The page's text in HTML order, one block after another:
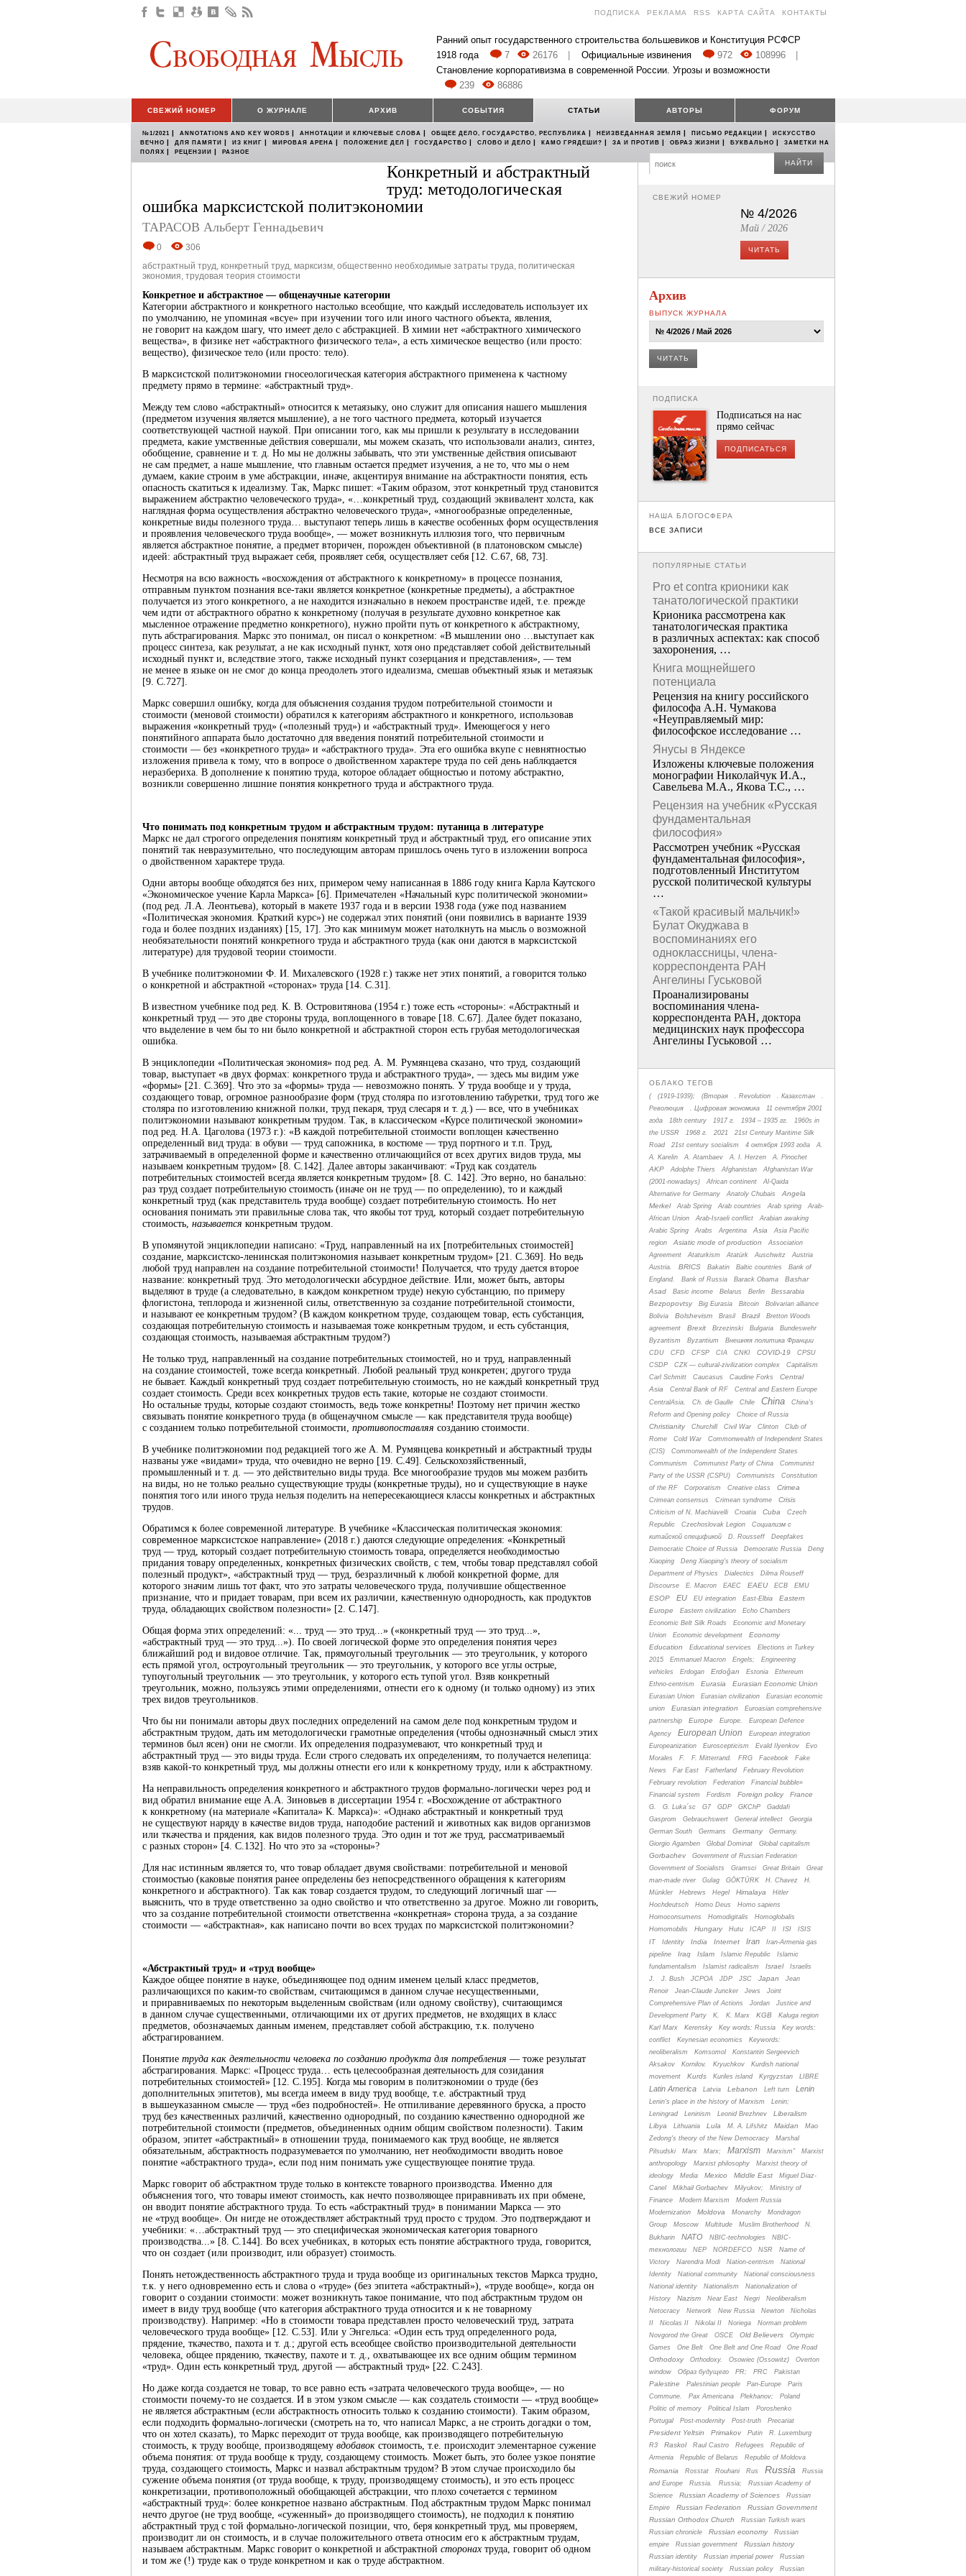
ПОДПИСКА РЕКЛАМА RSS КАРТА САЙТА КОНТАКТЫ
Ранний опыт государственного строительства большевиков и Конституция РСФСР
1918 года
7 26176 Официальные извинения 972 108996
Становление корпоративизма в современной России. Угрозы и возможности
239
86886
СВЕЖИЙ НОМЕР О ЖУРНАЛЕ АРХИВ СОБЫТИЯ СТАТЬИ АВТОРЫ ФОРУМ
№1/2021 | ANNOTATIONS AND KEY WORDS | АННОТАЦИИ И КЛЮЧЕВЫЕ СЛОВА | ОБЩЕЕ ДЕЛО, ГОСУДАРСТВО, РЕСПУБЛИКА | НЕИЗВЕДАННАЯ ЗЕМЛЯ | ПИСЬМО РЕДАКЦИИ |
ИСКУССТВО
ВЕЧНО | ДЛЯ ПАМЯТИ | ИЗ КНИГ | МИРОВАЯ АРЕНА | ПОЛОЖЕНИЕ ДЕЛ | ГОСУДАРСТВО | СЛОВО И ДЕЛО | КАМО ГРЯДЕШИ? | ЗА И ПРОТИВ | ОБРАЗ ЖИЗНИ | БУКВАЛЬНО |
ЗАМЕТКИ НА
ПОЛЯХ | РЕЦЕНЗИИ | РАЗНОЕ
Конкретный и абстрактный
труд: методологическая
ошибка марксистской политэкономии
ТАРАСОВ Альберт Геннадьевич
0
306
абстрактный труд, конкретный труд, марксизм, общественно необходимые затраты труда, политическая
экономия, трудовая теория стоимости
Конкретное и абстрактное — общенаучные категории
Категории абстрактного и конкретного настолько всеобщие, что каждый исследователь использует их
по умолчанию, не упоминая «всуе» при изучении того или иного частного объекта, явления,
не говорит на каждом шагу, что имеет дело с абстракцией. В химии нет «абстрактного химического
вещества», в физике нет «абстрактного физического тела», а есть химическое вещество (или просто:
вещество), физическое тело (или просто: тело).
В марксистской политэкономии гносеологическая категория абстрактного применена к частному
предмету прямо в термине: «абстрактный труд».
Между тем слово «абстрактный» относится к метаязыку, оно служит для описания нашего мышления
(предметом изучения является мышление), а не того частного предмета, который изучается
соответствующей частной наукой. При описании того, как мы пришли к результату в исследовании
предмета, какие умственные действия совершали, мы можем сказать, что использовали анализ, синтез,
обобщение, сравнение и т. д. Но мы не должны забывать, что эти умственные действия описывают
не сам предмет, а наше мышление, что главным остается предмет изучения, а не то, что мы о нем
думаем, какие строим в уме абстракции, иначе, акцентируя внимание на абстрактности понятия, есть
опасность скатиться к идеализму. Так, Маркс пишет: «Таким образом, этот конкретный труд становится
выражением абстрактно человеческого труда», «…конкретный труд, создающий эквивалент холста, как
наглядная форма осуществления абстрактно человеческого труда», «многообразные определенные,
конкретные виды полезного труда… выступают теперь лишь в качестве особенных форм осуществления
и проявления человеческого труда вообще», — может возникнуть иллюзия того, что первичным
является абстрактное понятие, а предмет вторичен, порожден объективной (в платоновском смысле)
идеей: абстрактный труд выражает себя, проявляет себя, осуществляет себя [12. С.67, 68, 73].
Несмотря на всю важность «восхождения от абстрактного к конкретному» в процессе познания,
отправным пунктом познания все-таки является конкретное (конкретные предметы), а абстрактное
получается из этого конкретного, а не находится изначально в некоем пространстве идей, т.е. прежде
чем идти от абстрактного обратно к конкретному (получая в результате духовно конкретное как
мысленное отражение предметно конкретного), нужно пройти путь от конкретного к абстрактному,
путь абстрагирования. Маркс это понимал, он писал о конкретном: «В мышлении оно …выступает как
процесс синтеза, как результат, а не как исходный пункт, хотя оно представляет собой действительный
исходный пункт и, вследствие этого, также исходный пункт созерцания и представления», — тем
не менее в языке он не смог до конца преодолеть этого идеализма, смешав объектный язык и метаязык
[9. С.727].
Маркс совершил ошибку, когда для объяснения создания трудом потребительной стоимости и
стоимости (меновой стоимости) обратился к категориям абстрактного и конкретного, использовав
выражения «конкретный труд» («полезный труд») и «абстрактный труд». Имеющегося у него
понятийного аппарата было достаточно для введения понятий потребительной стоимости и
стоимости — без «конкретного труда» и «абстрактного труда». Эта его ошибка вкупе с невнятностью
изложения привела к тому, что в вопросе о двойственном характере труда по сей день наблюдается
неразбериха. В дополнение к понятию труда, которое обладает общностью и потому абстрактно,
возникли совершенно лишние понятия конкретного труда и абстрактного труда.
Что понимать под конкретным трудом и абстрактным трудом: путаница в литературе
Маркс не дал строгого определения понятиям конкретный труд и абстрактный труд, его описание этих
понятий так невразумительно, что последующим авторам пришлось очень туго в изложении вопроса
о двойственном характере труда.
Одни авторы вообще обходятся без них, примером чему написанная в 1886 году книга Карла Каутского
«Экономическое учение Карла Маркса» [6]. Примечателен «Начальный курс политической экономии»
(под ред. Л.А. Леонтьева), который в макете 1937 года и в версии 1938 года (уже под названием
«Политическая экономия. Краткий курс») не содержал этих понятий (они появились в варианте 1939
года и более поздних изданиях) [15, 17]. Это как минимум может натолкнуть на мысль о возможной
необязательности понятий конкретного труда и абстрактного труда (как они даются в марксистской
литературе) для трудовой теории стоимости.
В учебнике политэкономии Ф. И. Михалевского (1928 г.) также нет этих понятий, а говорится только
о конкретной и абстрактной «сторонах» труда [14. С.31].
В известном учебнике под ред. К. В. Островитянова (1954 г.) тоже есть «стороны»: «Абстрактный и
конкретный труд — это две стороны труда, воплощенного в товаре [18. С.67]. Далее будет показано,
что выделение в чем бы то ни было конкретной и абстрактной сторон есть грубая методологическая
ошибка.
В энциклопедии «Политическая экономия» под ред. А. М. Румянцева сказано, что труд, создающий
товар, выступает «в двух формах: конкретного труда и абстрактного труда», — здесь мы видим уже
«формы» [21. С.369]. Что это за «формы» труда — невозможно понять. У труда вообще и у труда,
создающего товар, огромное разнообразие форм (труд столяра по изготовлению табуретки, труд того же
столяра по изготовлению книжной полки, труд пекаря, труд слесаря и т. д.) — все, что в учебниках
политэкономии называют конкретным трудом. Так, в классическом «Курсе политической экономии»
под ред. Н.А. Цаголова (1973 г.): «В каждой потребительной стоимости воплощен качественно
определенный вид труда: в обуви — труд сапожника, в костюме — труд портного и т.п. Труд,
затрачиваемый в определенной форме и качественно отличающийся от всех других видов труда, мы
называем конкретным трудом» [8. С.142]. Далее авторы заканчивают: «Труд как создатель
потребительных стоимостей всегда является конкретным трудом» [8. С. 142]. Это верно, но банально:
раз труд создает потребительную стоимость (иначе он не труд — по определению), то и каждый
конкретный труд (как представитель труда вообще) создает потребительную стоимость. Но нет
основания понимать эти правильные слова так, что якобы тот труд, который создает потребительную
стоимость, называется конкретным трудом.
В упомянутой энциклопедии написано: «Труд, направленный на их [потребительных стоимостей]
создание, марксистско-ленинская политэкономия называет конкретным трудом» [21. С.369]. Но ведь
любой труд направлен на создание потребительной стоимости! Получается, что труду дается второе
название: конкретный труд. Это методологически абсурдное действие. Или, может быть, авторы
выделяют в труде (а следовательно, в каждом конкретном труде) некую субстанцию, по примеру
флогистона, теплорода и жизненной силы, ответственную за создание потребительной стоимости,
и называют ее конкретным трудом? (В каждом конкретном труде, создающем товар, есть субстанция,
создающая потребительную стоимость и называемая тоже конкретным трудом, и есть субстанция,
создающая стоимость, называемая абстрактным трудом?)
Не только труд, направленный на создание потребительных стоимостей, но и труд, направленный
на создание стоимостей, тоже всегда конкретный. Любой реальный труд конкретен; другого труда
не бывает. Каждый конкретный труд создает потребительную стоимость, но не каждый конкретный труд
создает стоимость. Среди всех конкретных трудов есть такие, которые не создают стоимости.
Но остальные труды, которые создают стоимость, ведь тоже конкретны! Поэтому нет причин жестко
связывать понятие конкретного труда (в общенаучном смысле — как представителя труда вообще)
с созданием только потребительной стоимости, противопоставляя созданию стоимости.
В учебнике политэкономии под редакцией того же А. М. Румянцева конкретный и абстрактный труды
названы уже «видами» труда, что очевидно не верно [19. С.49]. Сельскохозяйственный,
промышленный и т. д. — это действительно виды труда. Все многообразие трудов мы можем разбить
на виды, но не только реально существующие труды (конкретные труды), но и существующие в науке
понятия того или иного труда нельзя поделить на непересекающиеся классы конкретных и абстрактных
трудов.
Обратимся к более современной литературе. В учебнике «Классическая политическая экономия:
современное марксистское направление» (2018 г.) даются следующие определения: «Конкретный
труд — труд, который создает потребительную стоимость товара, определяется необходимостью
придания товару определенных, конкретных физических свойств, с тем, чтобы товар представлял собой
полезный продукт», «абстрактный труд — труд, безразличный к любой конкретной форме, для
которого значим лишь тот факт, что это затраты человеческого труда, получившие общественное
признание, что и придает товарам, при всем их различии, качественную однородность, как продуктов
труда, обладающих свойством полезности» [2. С.147].
Общая форма этих определений: «... труд — это труд...» («конкретный труд — это труд...»,
«абстрактный труд — это труд...»). По своей логической форме это определения понятия через
ближайший род и видовое отличие. Так, прямоугольный треугольник — это треугольник, у которого
есть прямой угол, остроугольный треугольник — это треугольник, у которого все углы острые,
тупоугольный треугольник — это треугольник, у которого есть тупой угол. Взяв конкретный
треугольник, можно, пользуясь этими определениями, отнести его к одному (и только одному) из этих
трех видов треугольников.
Что бы ни понимали авторы двух последних определений на самом деле под конкретным трудом и
абстрактным трудом, дать им методологически грамотные определения (чтобы однозначный смысл этих
терминов был ясен) они не смогли. Их определения подразумевают, что конкретный труд и
абстрактный труд — это виды труда. Если строго следовать их определениям, то получается нелепица:
взяв какой-то конкретный труд, мы должны отнести его или к конкретному труду, или к абстрактному.
На неправильность определения конкретного и абстрактного трудов формально-логически через род и
вид обратил внимание еще А.А. Зиновьев в диссертации 1954 г. «Восхождение от абстрактного
к конкретному (на материале «Капитала» К. Маркса)»: «Однако абстрактный и конкретный труд
не существуют наряду в качестве видов труда, наподобие растений и животных как видов организмов
или ткачества и прядения, как видов полезного труда. Это один и тот же труд, рассматриваемый
с разных сторон» [4. С.132]. Но что это за «стороны»?
Для нас истинным является то, что товар обладает двумя свойствами: потребительной и меновой
стоимостью (каковые понятия ранее определены без непосредственного обращения к категориям
конкретного и абстрактного). Так как товар создается трудом, то следующий логичный шаг —
выяснить, что в труде ответственно за одно свойство и что ответственно за другое. Можно ли говорить,
что за создание потребительной стоимости ответственна «конкретная» сторона труда, а за создание
стоимости — «абстрактная», как написано почти во всех трудах по марксистской политэкономии?
«Абстрактный труд» и «труд вообще»
Каждое общее понятие в науке, объединяющее под одним именем целый класс предметов,
различающихся по каким-то свойствам, считающимся в данном случае несущественными,
и приравниваемых по некоторым выделенным свойствам (или одному свойству), считающимся
в данном случае существенными, отличающими их от других предметов, не входящих в класс
предметов, обозначаемых данным именем, представляет собой абстракцию, т.к. получено
абстрагированием.
Понятие труда как деятельности человека по созданию продукта для потребления — тоже результат
абстрагирования. Маркс: «Процесс труда… есть целесообразная деятельность для созидания
потребительных стоимостей» [12. С.195]. Когда мы говорим в политэкономии о труде (без
дополнительных эпитетов), мы всегда имеем в виду труд вообще, т.е. абстрактный труд
в вышеуказанном смысле — труд «без подробностей». Не отпиливание деревянного бруска, а просто
труд без качественных различий, качественно однородный, по созданию качественно однородной же
потребительной стоимости (предметов, объединенных одним общим свойством полезности). Таким
образом, эпитет «абстрактный» в отношении труда, понимаемого как труд вообще, не является
обязательным, абстрактность подразумевается по умолчанию, нет необходимости вводить новое
понятие «абстрактного труда», если под ним понимать уже существующее понятие труда.
Маркс говорит об абстрактном труде только в контексте товарного производства. Именно для
объяснения того, что товары имеют стоимость, как нечто позволяющее приравнивать их при обмене,
он вводит понятие абстрактного труда. То есть «абстрактный труд» в понимании Маркса — это
не «труд вообще». Он нигде не отождествляет абстрактный труд просто с трудом. Это подтверждают и
учебники: «…абстрактный труд — это специфическая экономическая категория товарного
производства...» [8. С.144]. Во всех учебниках, в которых есть понятие абстрактного труда, говорится,
что он создает (или производит, или образует) стоимость.
Понять нетождественность абстрактного труда и труда вообще из оригинальных текстов Маркса трудно,
т.к. у него одновременно есть и слова о «труде» (без эпитета «абстрактный»), «труде вообще», когда он
говорит о создании стоимости: может возникнуть такое понимание, что под абстрактным трудом он
имеет в виду труд вообще (что категория абстрактного труда относится и к не товарному
производству). Например: «Но в стоимости товара представлен просто человеческий труд, затрата
человеческого труда вообще» [12. С.53]. Или у Энгельса: «Один есть труд определенного рода,
прядение, ткачество, пахота и т. д.; другой есть всеобщее свойство производительной деятельности
человека, общее прядению, ткачеству, пахоте и т. д., охватывающее их все одним общим термином
«труд». Один есть конкретный труд, другой — абстрактный труд» [22. С.243].
Но даже когда создается не товар, то все равно есть «затрата человеческого труда вообще», — но
стоимости почему-то не создается. И в этом узком смысле — как создатель стоимости — «труд вообще»
не является абстрактным (если абстрактность относить только к созданию стоимости). Таким образом,
если подходить формально-логически (смотреть на то, что написал Маркс, а не строить догадки о том,
что он хотел сказать), то Маркс переходит от труда вообще, как производящего потребительную
стоимость, к труду вообще, производящему вдобавок стоимость, т.е. происходит элементарное сужение
объема понятия: от труда вообще к труду, создающему стоимость. Может быть, это более узкое понятие
труда, создающего стоимость, Маркс и назвал абстрактным трудом? В этом случае происходило бы
сужение объема понятия (от труда вообще, к труду, производящему стоимость), и это есть процесс
конкретизации, противоположный обобщающей абстракции, что плохо сочетается с термином
«абстрактный труд»: более конкретное названо абстрактным. Под абстрактным трудом Маркс понимал
нечто другое (не труд вообще, «суженный» до производящего стоимость), не подходил к понятию
абстрактный труд с той формально-логической позиции, что, беря конкретный труд, мы проверяем,
производит ли он стоимость, и в случае положительного ответа относим его к абстрактным трудам,
называем абстрактным. Маркс говорит о конкретной и абстрактной сторонах труда, говорит об одном
и том же (!) труде как о труде конкретном и как о труде абстрактном.
НАЙТИ
СВЕЖИЙ НОМЕР
№ 4/2026
Май / 2026
ЧИТАТЬ
Архив
ВЫПУСК ЖУРНАЛА
ЧИТАТЬ
ПОДПИСКА
Подписаться на нас
прямо сейчас
ПОДПИСАТЬСЯ
НАША БЛОГОСФЕРА
ВСЕ ЗАПИСИ
ПОПУЛЯРНЫЕ СТАТЬИ
Pro et contra крионики как
танатологической практики
Крионика рассмотрена как
танатологическая практика
в различных аспектах: как способ
захоронения, …
Книга мощнейшего
потенциала
Рецензия на книгу российского
философа А.Н. Чумакова
«Неуправляемый мир:
философское исследование …
Янусы в Яндексе
Изложены ключевые положения
монографии Николайчук И.А.,
Савельева М.А., Якова Т.С., …
Рецензия на учебник «Русская
фундаментальная
философия»
Рассмотрен учебник «Русская
фундаментальная философия»,
подготовленный Институтом
русской политической культуры
…
«Такой красивый мальчик!»
Булат Окуджава в
воспоминаниях его
одноклассницы, члена-
корреспондента РАН
Ангелины Гуськовой
Проанализированы
воспоминания члена­
корреспондента РАН, доктора
медицинских наук профессора
Ангелины Гуськовой …
ОБЛАКО ТЕГОВ
( (1919-1939); (Вторая . Revolution . Казахстан
.
Революция
. Цифровая экономика
11 сентября 2001
года
18th century 1917 г. 1934 – 1935 гг.
1960s in
the USSR
1968 г. 2021
21st Century Maritime Silk
Road
21st century socialism 4 октября 1993 года
A.
A. Karelin
A. Atambaev A. I. Herzen A. Pinochet
AKP Adolphe Thiers Afghanistan
Afghanistan War
(2001-nowadays)
African continent
Al-Qaida
Alternative for Germany
Anatoly Chubais
Angela
Merkel
Arab Spring Arab countries Arab spring
Arab-
African Union
Arab-Israeli conflict
Arabian awaking
Arabic Spring
Arabs Argentina Asia
Asia Pacific
region
Asiatic mode of production
Association
Agreement
Ataturkism Atatürk Auschwitz
Austria
Austria.
BRICS Bakatin Baltic countries
Bank of
England.
Bank of Russia Barack Obama
Bashar
Asad
Basic income Belarus Berlin Bessarabia
Bezpopovtsy Big Eurasia Bitcoin
Bolivarian alliance
Bolivia
Bolshevism Brasil Brazil
Bretton Woods
agreement
Brexit Brzezinski Bulgaria
Bundeswehr
Byzantism
Byzantium
Bнешняя политика Франции
CDU
CFD CFSP CIA CNKI COVID-19
CPSU
CSDP
CZК — cultural-zivilization complex
Capitalism
Carl Schmitt
Caucasus Caudine Forks
Central
Asia
Central Bank of RF
Central and Eastern Europe
CentralAsia.
Ch. de Gaulle Chile China
China's
Reform and Opening policy
Choice of Russia
Christianity Churchill Civil War Clinton
Club of
Rome
Cold War
Commonwealth of Independent States
(CIS)
Commonwealth of the Independent States
Communism
Communist Party of China
Communist
Party of the USSR (CSPU)
Communists
Constitution
of the RF
Corporatism Creative class Crimea
Crimean consensus Crimean syndrome Crisis
Criticism of N. Machiavelli Croatia Cuba
Czech
Republic
Czechoslovak Legion
Cоциализм с
китайской спецификой
D. Rousseff
Deepfakes
Democratic Choice of Russia
Democratic Russia
Deng
Xiaoping
Deng Xiaoping's theory of socialism
Department of Physics
Dialectics
Dilma Rouseff
Discourse
E. Macron EAEC EAEU ECB EMU
ESOP EU EU integration East-Elbia
Eastern
Europe
Eastern civilization
Echo Chambers
Economic Belt Silk Roads
Economic and Monetary
Union
Economic development
Economy
Education
Educational services
Elections in Turkey
2015
Emmanuel Macron Engels;
Engineering
vehicles
Erdogan Erdoğan Estonia
Ethereum
Ethno-centrism
Eurasia Eurasian Economic Union
Eurasian Union Eurasian civilization
Eurasian economic
union
Eurasian integration
Euroasian comprehensive
partnership
Europe Europe.
European Defence
Agency
European Union
European integration
Europeanization
Euroscepticism Evald Ilyenkov
Evo
Morales
F. F. Mitterrand. FRG Facebook
Fake
News
Far East Fatherland
February Revolution
February revolution
Federation
Financial bubble»
Financial system
Fordism Foreign policy France
G. G. Luka´sc G7 GDP GKChP
Gaddafi
Gasprom
Gebrauchswert General intellect
Georgia
German South
Germans Germany
Germany.
Giorgio Agamben
Global Dominat Global capitalism
Gorbachev
Government of Russian Federation
Government of Socialists
Gramsci Great Britain
Great
man-made river
Gulag GÖKTÜRK H. Chavez
H.
Münkler
Hebrews Hegel Himalaya
Hitler
Hochdeutsch
Homo Deus
Homo sapiens
Homoconsumens
Homodigitalis
Homoglobalis
Homomobilis
Hungary Hutu ICAP II ISI
ISIS
IT
Identity India Internet Iran
Iran-Armenia gas
pipeline
Iraq Islam Islamic Republic
Islamic
fundamentalism
Islamist radicalism Israel
Israelis
J.
J. Bush JCPOA JDP JSC Japan
Jean
Renoir
Jean-Claude Juncker Jews
Joint
Comprehensive Plan of Actions
Jordan
Justice and
Development Party
K. K. Marx KGB
Kaluga region
Karl Marx
Kerensky Key words: Russia
Key words:
conflict
Keynesian economics
Keywords:
neoliberalism
Komsomol
Konstantin Sergeevich
Aksakov
Kornilov. Kryuchkov
Kurdish national
movement
Kurds Kuriles island Kyrgyzstan LIBRE
Latin America Latvia Lebanon Left turn Lenin
Lenin's place in the history of Marxism
Lenin;
Leningrad
Leninism Leonid Brezhnev
Liberalism
Libya
Lithuania Lula M. A. Lifshitz Maidan
Mao
Zedong's theory of the New Democracy
Marshal
Pilsudski
Marx Marx; Marxism Marxism”
Marxist
anthropology
Marxist philosophy
Marxist theory of
ideology
Media Mexico Middle East
Miguel Diaz-
Canel
Mikhail Gorbachev Milyukov;
Ministry of
Finance
Modern Marxism
Modern Russia
Modernization
Moldova Monarchy
Mondragon
Group
Moscow Multitude Muslim Brotherhood
N.
Bukharin
NATO NBIC-technologies
NBIC-
технологии
NEP NORDEFCO NSR
Name of
Victory
Narendra Modi Nation-centrism
National
Identity
National community
National consciousness
National identity
Nationalism
Nationalization of
History
Nazism Near East Negri
Neoliberalism
Netocracy
Network New Russia Newton
Nicholas
II
Nicolas II Nikolai II Noriega
Norman problem
Novgorod the Great
OSCE Old Believers
Olympic
Games
One Belt One Belt and One Road One Road
Orthodoxy Orthodoxy. Osowiec (Ossowitz)
Overton
window
Oбраз будущего PR; PRC Pakistan
Palestine Palestinian people Pan-Europe
Paris
Commune.
Pax Americana Plekhanov;
Poland
Politic of memory
Political Islam
Poroshenko
Portugal
Post-modernity Post-truth Precariat
President Yeltsin Primakov Putin
R. Luxemburg
R3
Raskol Raul Castro Refugees
Republic of
Armenia
Republic of Belarus Republic of Moldova
Romania Rosstat Rouhani Rus Russia
Russia
and Europe
Russia. Russia;
Russian Academy of
Science
Russian Academy of Sciences
Russian
Empire
Russian Federation
Russian Government
Russian Orthodox Church
Russian Turkish wars
Russian chronicle
Russian economy
Russian
empire
Russian government Russian history
Russian identity Russian imperial power
Russian
military-historical society
Russian policy Russian